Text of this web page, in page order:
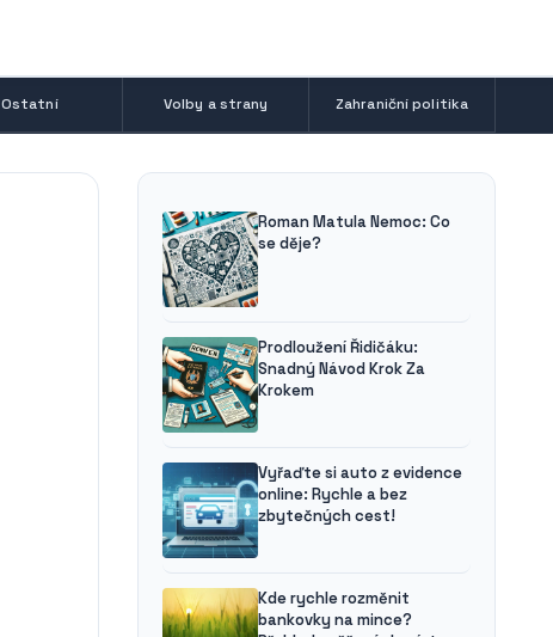
Ostatní Volby a strany Zahraniční politika
Roman Matula Nemoc: Co
se děje?
Prodloužení Řidičáku:
Snadný Návod Krok Za
Krokem
Vyřaďte si auto z evidence
online: Rychle a bez
zbytečných cest!
Kde rychle rozměnit
bankovky na mince?